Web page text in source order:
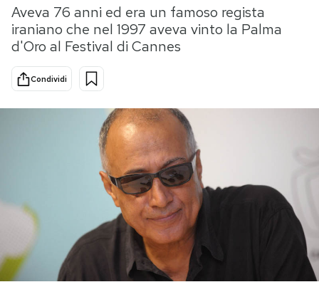
Politica
Tecnologia
Scienza
Consumismi
Altrecose
Mondiali calcio 2026
PODCAST
NEWSLETTER
Aveva 76 anni ed era un famoso regista
iraniano che nel 1997 aveva vinto la Palma
d'Oro al Festival di Cannes
Condividi